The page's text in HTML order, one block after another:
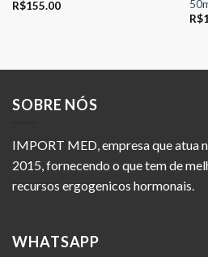
R$155.00
R$
SOBRE NÓS
IMPORT MED, empresa que atua
2015, fornecendo o que tem de
recursos ergogenicos hormonais.
WHATSAPP